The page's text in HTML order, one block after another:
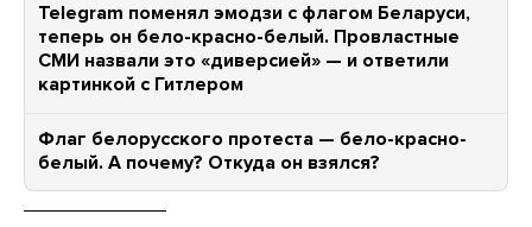
Telegram поменял эмодзи с флагом Беларуси,
теперь он бело-красно-белый. Провластные
СМИ назвали это «диверсией» — и ответили
картинкой с Гитлером
Флаг белорусского протеста — бело-красно-
белый. А почему? Откуда он взялся?